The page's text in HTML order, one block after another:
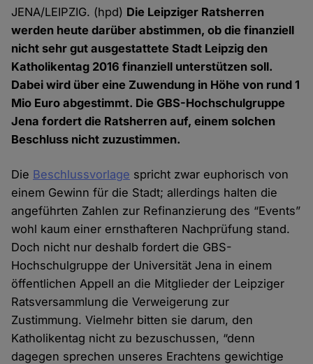
JENA/LEIPZIG. (hpd) Die Leipziger Ratsherren
werden heute darüber abstimmen, ob die finanziell
nicht sehr gut ausgestattete Stadt Leipzig den
Katholikentag 2016 finanziell unterstützen soll.
Dabei wird über eine Zuwendung in Höhe von rund 1
Mio Euro abgestimmt. Die GBS-Hochschulgruppe
Jena fordert die Ratsherren auf, einem solchen
Beschluss nicht zuzustimmen.
Die Beschlussvorlage spricht zwar euphorisch von
einem Gewinn für die Stadt; allerdings halten die
angeführten Zahlen zur Refinanzierung des “Events”
wohl kaum einer ernsthafteren Nachprüfung stand.
Doch nicht nur deshalb fordert die GBS-
Hochschulgruppe der Universität Jena in einem
öffentlichen Appell an die Mitglieder der Leipziger
Ratsversammlung die Verweigerung zur
Zustimmung. Vielmehr bitten sie darum, den
Katholikentag nicht zu bezuschussen, “denn
dagegen sprechen unseres Erachtens gewichtige